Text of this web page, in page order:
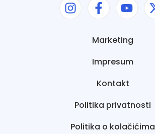
Marketing
Impresum
Kontakt
Politika privatnosti
Politika o kolačićima